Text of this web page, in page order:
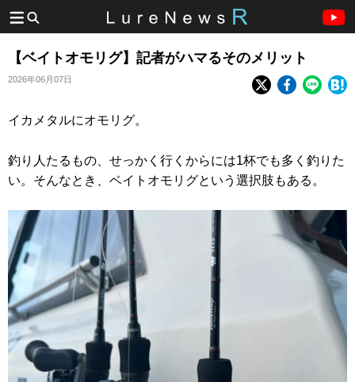
【ベイトオモリグ】記者がハマるそのメリット
2026年06月07日
イカメタルにオモリグ。
釣り人たるもの、せっかく行くからには1杯でも多く釣りた
い。そんなとき、ベイトオモリグという選択肢もある。